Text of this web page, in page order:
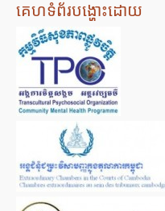
គេហទំព័របង្ហោះដោយ